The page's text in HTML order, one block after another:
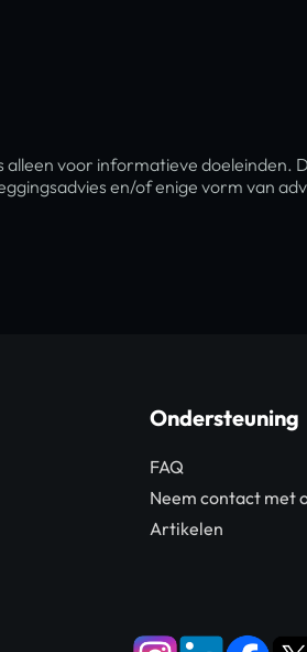
voor informatieve doeleinden.
en/of enige vorm van
Ondersteuning
FAQ
Neem contact met
Artikelen